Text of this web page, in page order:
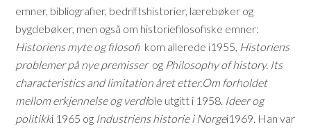
emner, bibliografier, bedriftshistorier, lærebøker og
bygdebøker, men også om historiefilosofiske emner:
Historiens myte og filosofi kom allerede i1955, Historiens
problemer på nye premisserog Philosophy of history. Its
characteristics and limitation året etter.Om forholdet
mellom erkjennelse og verdible utgitt i 1958. Ideer og
politikki 1965 og Industriens historie i Norgei1969. Han var